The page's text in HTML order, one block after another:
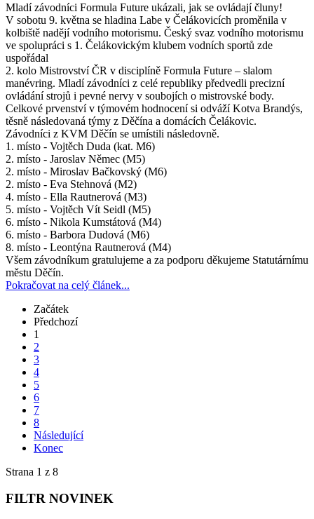
Mladí závodníci Formula Future ukázali, jak se ovládají čluny!
V sobotu 9. května se hladina Labe v Čelákovicích proměnila v
kolbiště nadějí vodního motorismu. Český svaz vodního motorismu
ve spolupráci s 1. Čelákovickým klubem vodních sportů zde
uspořádal
2. kolo Mistrovství ČR v disciplíně Formula Future – slalom
manévring. Mladí závodníci z celé republiky předvedli precizní
ovládání strojů i pevné nervy v soubojích o mistrovské body.
Celkové prvenství v týmovém hodnocení si odváží Kotva Brandýs,
těsně následovaná týmy z Děčína a domácích Čelákovic.
Závodníci z KVM Děčín se umístili následovně.
1. místo - Vojtěch Duda (kat. M6)
2. místo - Jaroslav Němec (M5)
2. místo - Miroslav Bačkovský (M6)
2. místo - Eva Stehnová (M2)
4. místo - Ella Rautnerová (M3)
5. místo - Vojtěch Vít Seidl (M5)
6. místo - Nikola Kumstátová (M4)
6. místo - Barbora Dudová (M6)
8. místo - Leontýna Rautnerová (M4)
Všem závodníkum gratulujeme a za podporu děkujeme Statutárnímu
městu Děčín.
Pokračovat na celý článek...
Začátek
Předchozí
1
2
3
4
5
6
7
8
Následující
Konec
Strana 1 z 8
FILTR NOVINEK